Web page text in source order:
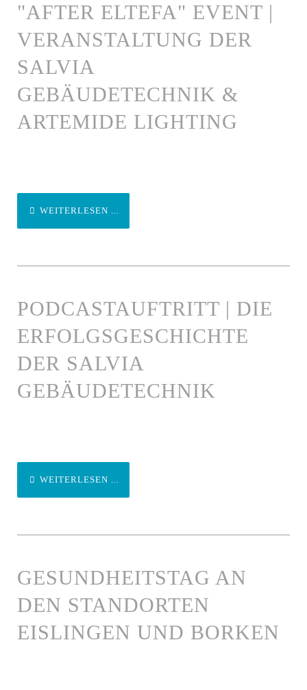
"AFTER ELTEFA" EVENT |
VERANSTALTUNG DER
SALVIA
GEBÄUDETECHNIK &
ARTEMIDE LIGHTING
WEITERLESEN ...
PODCASTAUFTRITT | DIE
ERFOLGSGESCHICHTE
DER SALVIA
GEBÄUDETECHNIK
WEITERLESEN ...
GESUNDHEITSTAG AN
DEN STANDORTEN
EISLINGEN UND BORKEN